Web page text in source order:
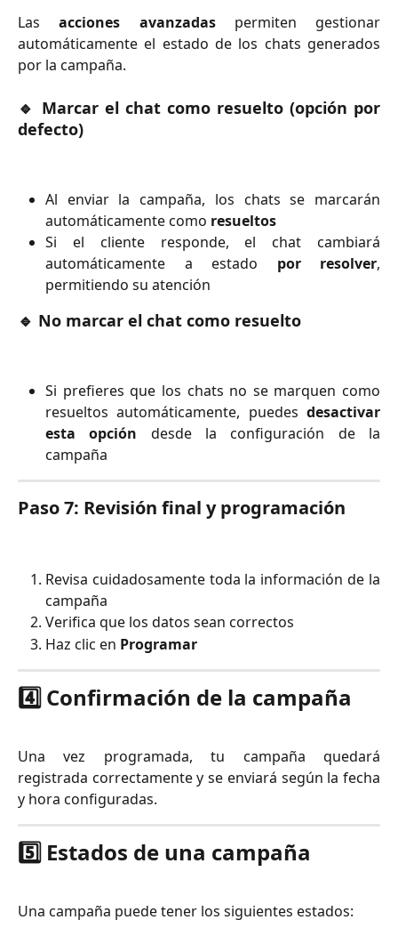
Lasacciones avanzadaspermiten gestionar
automáticamente el estado de los chats generados
por la campaña.
🔹 Marcar el chat como resuelto (opción por
defecto)
Al enviar la campaña, los chats se marcarán
automáticamente como resueltos
Si el cliente responde, el chat cambiará
automáticamente a estado por resolver,
permitiendo su atención
🔹 No marcar el chat como resuelto
Si prefieres que los chats no se marquen como
resueltos automáticamente, puedes desactivar
esta opción desde la configuración de la
campaña
Paso 7: Revisión final y programación
Revisa cuidadosamente toda la información de la
campaña
Verifica que los datos sean correctos
Haz clic en Programar
4️⃣ Confirmación de la campaña
Una vez programada, tu campaña quedará
registrada correctamente y se enviará según la fecha
y hora configuradas.
5️⃣Estados de una campaña
Una campaña puede tener los siguientes estados: